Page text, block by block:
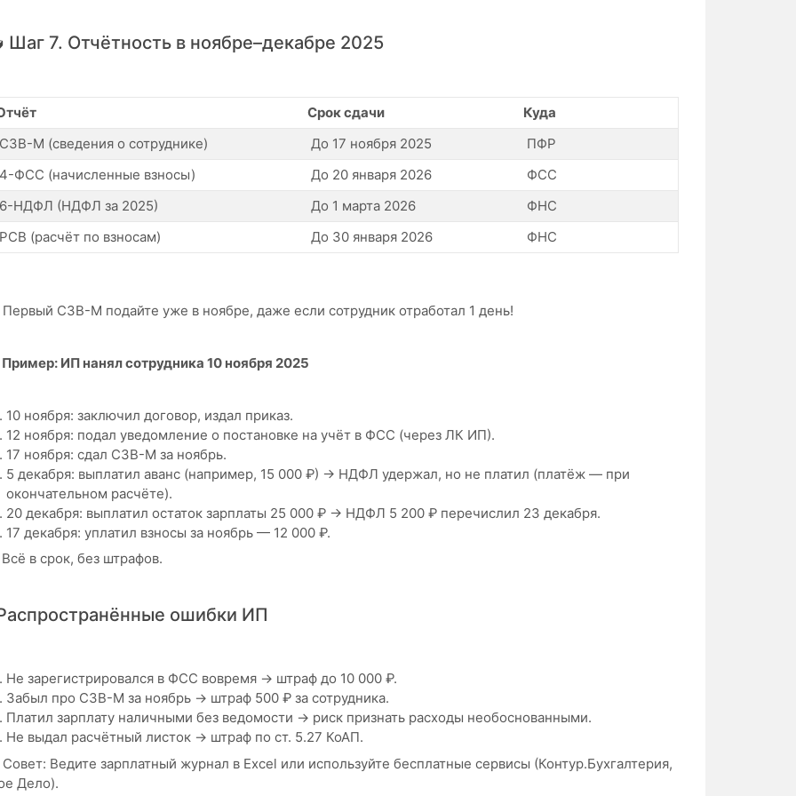
Шаг 7. Отчётность в ноябре–декабре 2025
Срок сдачи
Куда
М (сведения о сотруднике)
До 17 ноября 2025
ПФР
ФСС (начисленные взносы)
До 20 января 2026
ФСС
НДФЛ (НДФЛ за 2025)
До 1 марта 2026
ФНС
(расчёт по взносам)
До 30 января 2026 ФНС
Первый СЗВ-М подайте уже в ноябре, даже если сотрудник отработал 1 день!
Пример: ИП нанял сотрудника 10 ноября 2025
10 ноября: заключил договор, издал приказ.
12 ноября: подал уведомление о постановке на учёт в ФСС (через ЛК ИП).
17 ноября: сдал СЗВ-М за ноябрь.
5 декабря: выплатил аванс (например, 15 000 ₽) → НДФЛ удержал, но не платил (платёж — при
окончательном расчёте).
20 декабря: выплатил остаток зарплаты 25 000 ₽ → НДФЛ 5 200 ₽ перечислил 23 декабря.
17 декабря: уплатил взносы за ноябрь — 12 000 ₽.
в срок, без штрафов.
Распространённые ошибки ИП
Не зарегистрировался в ФСС вовремя → штраф до 10 000 ₽.
Забыл про СЗВ-М за ноябрь → штраф 500 ₽ за сотрудника.
Платил зарплату наличными без ведомости → риск признать расходы необоснованными.
Не выдал расчётный листок → штраф по ст. 5.27 КоАП.
Совет: Ведите зарплатный журнал в Excel или используйте бесплатные сервисы (Контур.Бухгалтерия,
Дело).